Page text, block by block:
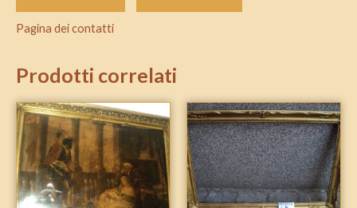
Pagina dei contatti
Prodotti correlati